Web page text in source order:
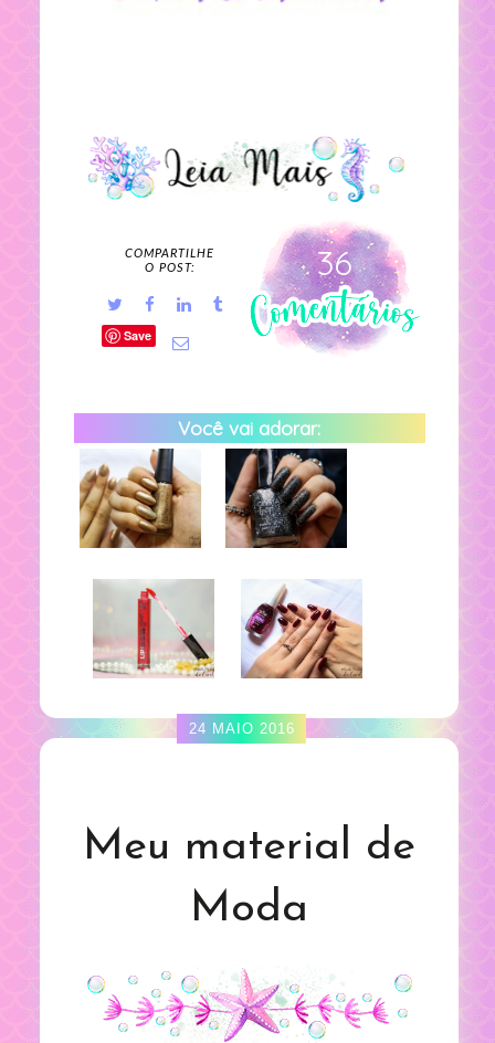
36
COMPARTILHE
O POST:
Save
Você vai adorar:
24 MAIO 2016
Meu material de
Moda